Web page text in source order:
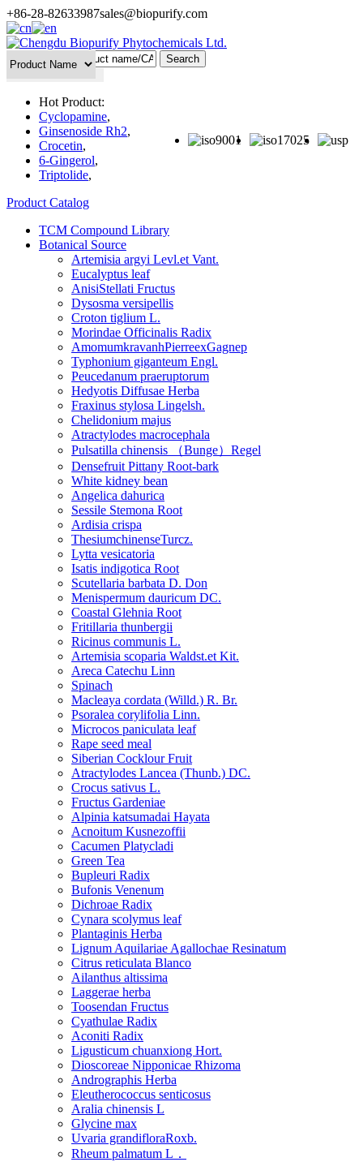
+86-28-82633987sales@biopurify.com
Hot Product:
Cyclopamine,
Ginsenoside Rh2,
Crocetin,
6-Gingerol,
Triptolide,
Product Catalog
TCM Compound Library
Botanical Source
Artemisia argyi Levl.et Vant.
Eucalyptus leaf
AnisiStellati Fructus
Dysosma versipellis
Croton tiglium L.
Morindae Officinalis Radix
AmomumkravanhPierreexGagnep
Typhonium giganteum Engl.
Peucedanum praeruptorum
Hedyotis Diffusae Herba
Fraxinus stylosa Lingelsh.
Chelidonium majus
Atractylodes macrocephala
Pulsatilla chinensis （Bunge）Regel
Densefruit Pittany Root-bark
White kidney bean
Angelica dahurica
Sessile Stemona Root
Ardisia crispa
ThesiumchinenseTurcz.
Lytta vesicatoria
Isatis indigotica Root
Scutellaria barbata D. Don
Menispermum dauricum DC.
Coastal Glehnia Root
Fritillaria thunbergii
Ricinus communis L.
Artemisia scoparia Waldst.et Kit.
Areca Catechu Linn
Spinach
Macleaya cordata (Willd.) R. Br.
Psoralea corylifolia Linn.
Microcos paniculata leaf
Rape seed meal
Siberian Cocklour Fruit
Atractylodes Lancea (Thunb.) DC.
Crocus sativus L.
Fructus Gardeniae
Alpinia katsumadai Hayata
Acnoitum Kusnezoffii
Cacumen Platycladi
Green Tea
Bupleuri Radix
Bufonis Venenum
Dichroae Radix
Cynara scolymus leaf
Plantaginis Herba
Lignum Aquilariae Agallochae Resinatum
Citrus reticulata Blanco
Ailanthus altissima
Laggerae herba
Toosendan Fructus
Cyathulae Radix
Aconiti Radix
Ligusticum chuanxiong Hort.
Dioscoreae Nipponicae Rhizoma
Andrographis Herba
Eleutherococcus senticosus
Aralia chinensis L
Glycine max
Uvaria grandifloraRoxb.
Rheum palmatum L．